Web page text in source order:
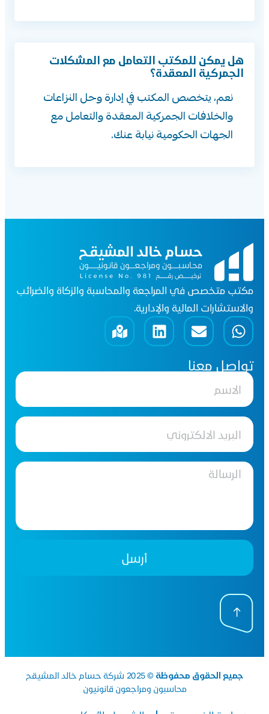
هل يمكن للمكتب التعامل مع المشكلات
الجمركية المعقدة؟
نعم، يتخصص المكتب في إدارة وحل النزاعات
والخلافات الجمركية المعقدة والتعامل مع
الجهات الحكومية نيابة عنك.
مكتب متخصص في المراجعة والمحاسبة والزكاة والضرائب
والاستشارات المالية والإدارية.
تواصل معنا
أرسل
جميع الحقوق محفوظة
© 2025 شركة حسام خالد المشيقح
محاسبون ومراجعون قانونيون